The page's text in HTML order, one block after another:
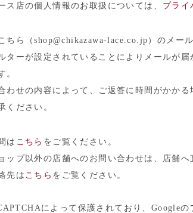
ス店の個人情報のお取扱については、 プライ
ちら（shop@chikazawa-lace.co.jp）のメー
ターが設定されていることによりメールが
。
わせの内容によって、ご返答に時間がかかる
ください。
は こちら をご覧ください。
ップ以外の店舗へのお問い合わせは、店舗
先は こちら をご覧ください。
によって保護されており、Googleの